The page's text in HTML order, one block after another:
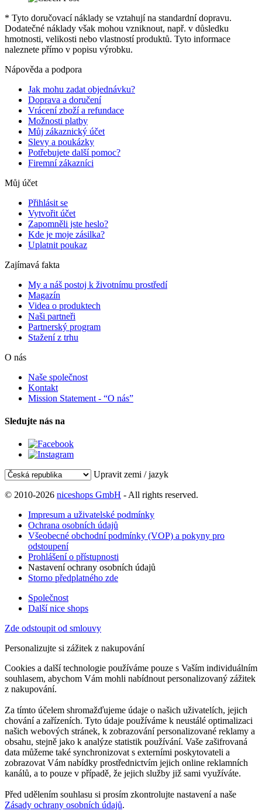
* Tyto doručovací náklady se vztahují na standardní dopravu.
Dodatečné náklady však mohou vzniknout, např. v důsledku
hmotnosti, velikosti nebo vlastností produktů. Tyto informace
naleznete přímo v popisu výrobku.
Nápověda a podpora
Jak mohu zadat objednávku?
Doprava a doručení
Vrácení zboží a refundace
Možnosti platby
Můj zákaznický účet
Slevy a poukázky
Potřebujete další pomoc?
Firemní zákazníci
Můj účet
Přihlásit se
Vytvořit účet
Zapomněli jste heslo?
Kde je moje zásilka?
Uplatnit poukaz
Zajímavá fakta
My a náš postoj k životnímu prostředí
Magazín
Videa o produktech
Naši partneři
Partnerský program
Stažení z trhu
O nás
Naše společnost
Kontakt
Mission Statement - “O nás”
Sledujte nás na
Upravit zemi / jazyk
© 2010-2026 niceshops GmbH - All rights reserved.
Impresum a uživatelské podmínky
Ochrana osobních údajů
Všeobecné obchodní podmínky (VOP) a pokyny pro
odstoupení
Prohlášení o přístupnosti
Nastavení ochrany osobních údajů
Storno předplatného zde
Společnost
Další nice shops
Zde odstoupit od smlouvy
Personalizujte si zážitek z nakupování
Cookies a další technologie používáme pouze s Vaším individuálním
souhlasem, abychom Vám mohli nabídnout personalizovaný zážitek
z nakupování.
Za tímto účelem shromažďujeme údaje o našich uživatelích, jejich
chování a zařízeních. Tyto údaje používáme k neustálé optimalizaci
našich webových stránek, k zobrazování personalizované reklamy a
obsahu, stejně jako k analýze statistik používání. Vaše zašifrovaná
data můžeme také synchronizovat s externími poskytovateli a
zobrazovat Vám nabídky prostřednictvím jejich online reklamních
kanálů, a to pouze v případě, že jejich služby již sami využíváte.
Před udělením souhlasu si prosím zkontrolujte nastavení a naše
Zásady ochrany osobních údajů.